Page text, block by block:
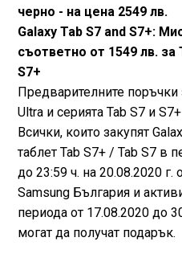
черно - на цена 2549 лв.
Galaxy Tab S7 and S7+:
съответно от 1549 лв. за
S7+
Предварителните поръчки
Ultra и серията Tab S7 и
Всички, които закупят
таблет Tab S7+ / Tab S7 в
до 23:59 ч. на 20.08.2020
Samsung България и
периода от 17.08.2020 до
могат да получат подарък.